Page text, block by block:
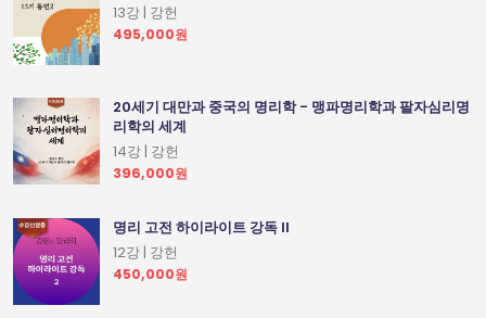
13강 | 강헌
495,000원
20세기 대만과 중국의 명리학 - 맹파명리학과 팔자심리명
리학의 세계
14강 | 강헌
396,000원
명리 고전 하이라이트 강독 II
12강 | 강헌
450,000원